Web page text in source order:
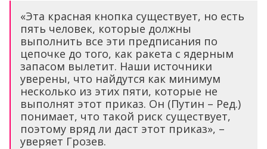
«Эта красная кнопка существует, но есть
пять человек, которые должны
выполнить все эти предписания по
цепочке до того, как ракета с ядерным
запасом вылетит. Наши источники
уверены, что найдутся как минимум
несколько из этих пяти, которые не
выполнят этот приказ. Он (Путин – Ред.)
понимает, что такой риск существует,
поэтому вряд ли даст этот приказ», –
уверяет Грозев.